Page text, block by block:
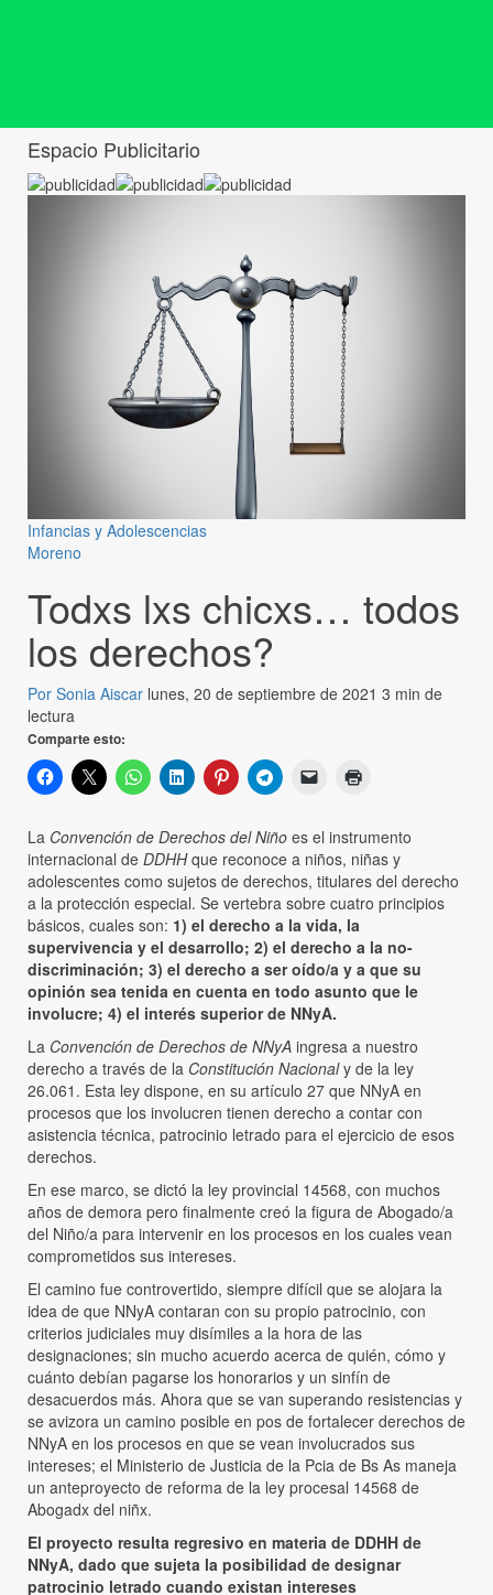
Espacio Publicitario
Infancias y Adolescencias
Moreno
Todxs lxs chicxs… todos
los derechos?
Por Sonia Aiscar lunes, 20 de septiembre de 2021 3 min de
lectura
Comparte esto:
La Convención de Derechos del Niño es el instrumento
internacional de DDHHque reconoce a niños, niñas y
adolescentes como sujetos de derechos, titulares del derecho
a la protección especial. Se vertebra sobre cuatro principios
básicos, cuales son: 1) el derecho a la vida, la
supervivencia y el desarrollo; 2) el derecho a la no-
discriminación; 3) el derecho a ser oído/a y a que su
opinión sea tenida en cuenta en todo asunto que le
involucre; 4) el interés superior de NNyA.
La Convención de Derechos de NNyA ingresa a nuestro
derecho a través de la Constitución Nacionaly de la ley
26.061. Esta ley dispone, en su artículo 27 que NNyA en
procesos que los involucren tienen derecho a contar con
asistencia técnica, patrocinio letrado para el ejercicio de esos
derechos.
En ese marco, se dictó la ley provincial 14568, con muchos
años de demora pero finalmente creó la figura de Abogado/a
del Niño/a para intervenir en los procesos en los cuales vean
comprometidos sus intereses.
El camino fue controvertido, siempre difícil que se alojara la
idea de que NNyA contaran con su propio patrocinio, con
criterios judiciales muy disímiles a la hora de las
designaciones; sin mucho acuerdo acerca de quién, cómo y
cuánto debían pagarse los honorarios y un sinfín de
desacuerdos más. Ahora que se van superando resistencias y
se avizora un camino posible en pos de fortalecer derechos de
NNyA en los procesos en que se vean involucrados sus
intereses; el Ministerio de Justicia de la Pcia de Bs As maneja
un anteproyecto de reforma de la ley procesal 14568 de
Abogadx del niñx.
El proyecto resulta regresivo en materia de DDHH de
NNyA, dado que sujeta la posibilidad de designar
patrocinio letrado cuando existan intereses